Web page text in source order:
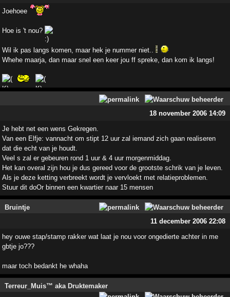
Joehoee
Hoe is 't nou?
Wil ik pas langs komen, maar hek je nummer niet..
Whehe maarja, dan maar snel een keer jou ff spreke, dan kom ik langs!
18 november 2006 14:09
Je hebt net een wens Gekregen.
Van een Elfje: vannacht om stipt 12 uur zal iemand zich gaan realiseren
dat die echt van je houdt.
Veel s zal er gebeuren rond 1 uur & 4 uur morgenmiddag.
Het kan overal zijn hou je dus gereed voor de grootste schrik van je leven.
Als je deze ketting verbreekt wordt je vervloekt met relatieproblemen.
Stuur dit doOr binnen een kwartier naar 15 mensen
Bruintje
11 december 2006 22:08
hey ouwe stap/stamp rakker wat laat je nou voor ongedierte achter in me
gbtje jo???
maar toch bedankt he whaha
Terreur_Muis™ aka Druktemaker